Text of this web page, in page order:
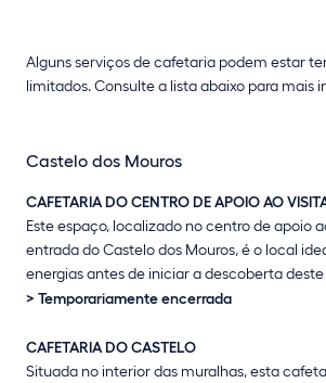
Alguns serviços de cafetaria podem estar
limitados. Consulte a lista abaixo para mais
Castelo dos Mouros
CAFETARIA DO CENTRO DE APOIO AO
Este espaço, localizado no centro de apoio
entrada do Castelo dos Mouros, é o local
energias antes de iniciar a descoberta
> Temporariamente encerrada
CAFETARIA DO CASTELO
Situada no interior das muralhas, esta